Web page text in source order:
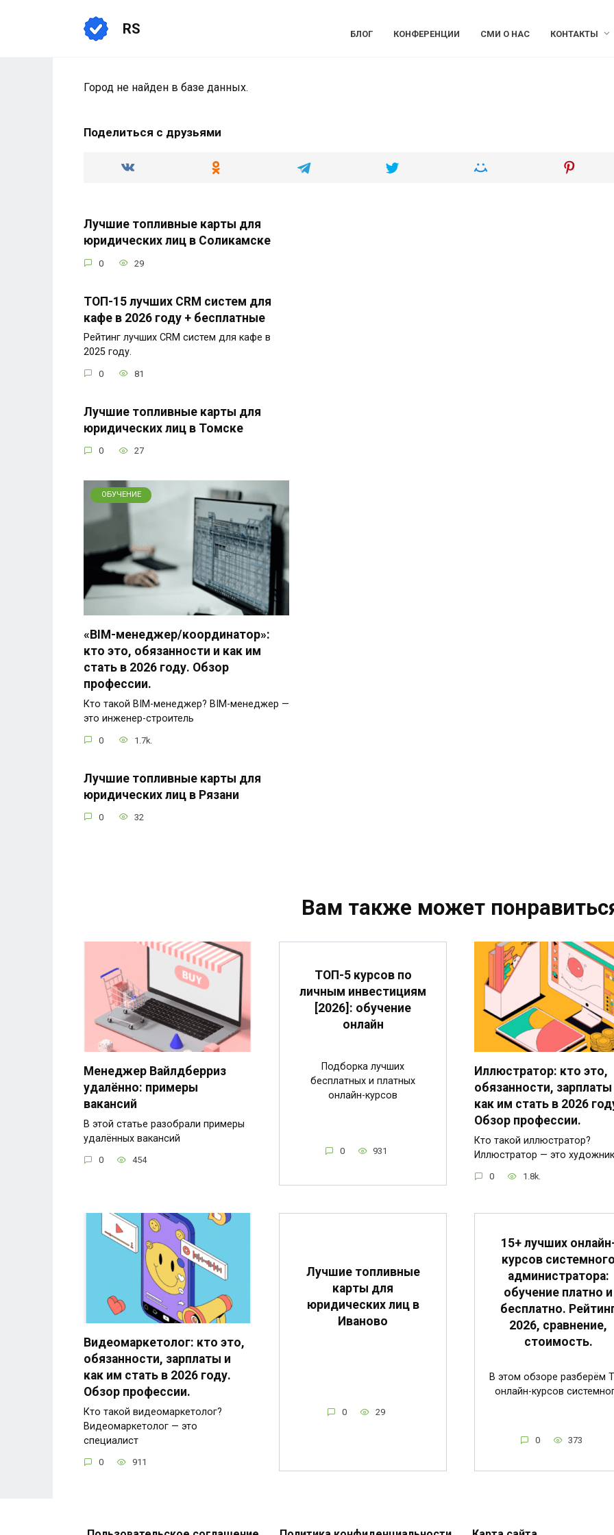
RS БЛОГ КОНФЕРЕНЦИИ СМИ О НАС КОНТАКТЫ
Город не найден в базе данных.
Поделиться с друзьями
Лучшие топливные карты для
юридических лиц в Соликамске
0 29
ТОП-15 лучших CRM систем для
кафе в 2026 году + бесплатные
Рейтинг лучших CRM систем для кафе в
2025 году.
0 81
Лучшие топливные карты для
юридических лиц в Томске
0 27
ОБУЧЕНИЕ
«BIM-менеджер/координатор»:
кто это, обязанности и как им
стать в 2026 году. Обзор
профессии.
Кто такой BIM-менеджер? BIM-менеджер —
это инженер-строитель
0 1.7k.
Лучшие топливные карты для
юридических лиц в Рязани
0 32
Вам также может
Менеджер Вайлдберриз
удалённо: примеры
вакансий
В этой статье разобрали примеры
удалённых вакансий
0 454
ТОП-5 курсов по
личным инвестициям
[2026]: обучение
онлайн
Подборка лучших
бесплатных и платных
онлайн-курсов
0 931
Иллюстратор: кто это,
обязанности, зарплаты
как им стать в 2026
Обзор профессии.
Кто такой иллюстратор?
Иллюстратор — это художник
0 1.8k.
Видеомаркетолог: кто это,
обязанности, зарплаты и
как им стать в 2026 году.
Обзор профессии.
Кто такой видеомаркетолог?
Видеомаркетолог — это
специалист
0 911
Лучшие топливные
карты для
юридических лиц в
Иваново
0 29
15+ лучших
курсов
администратора:
обучение платно и
бесплатно.
2026, сравнение,
стоимость.
В этом обзоре разберём
онлайн-курсов
0 373